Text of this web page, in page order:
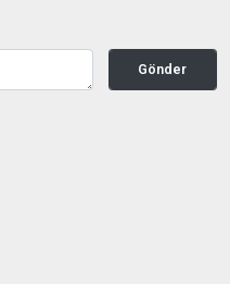
Gönder